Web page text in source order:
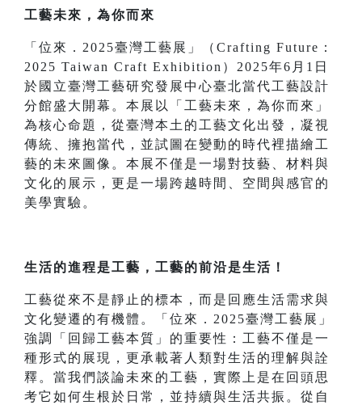
工藝未來，為你而來
「位來．2025臺灣工藝展」（Crafting Future：
2025 Taiwan Craft Exhibition）2025年6月1日
於國立臺灣工藝研究發展中心臺北當代工藝設計
分館盛大開幕。本展以「工藝未來，為你而來」
為核心命題，從臺灣本土的工藝文化出發，凝視
傳統、擁抱當代，並試圖在變動的時代裡描繪工
藝的未來圖像。本展不僅是一場對技藝、材料與
文化的展示，更是一場跨越時間、空間與感官的
美學實驗。
生活的進程是工藝，工藝的前沿是生活！
工藝從來不是靜止的標本，而是回應生活需求與
文化變遷的有機體。「位來．2025臺灣工藝展」
強調「回歸工藝本質」的重要性：工藝不僅是一
種形式的展現，更承載著人類對生活的理解與詮
釋。當我們談論未來的工藝，實際上是在回頭思
考它如何生根於日常，並持續與生活共振。從自